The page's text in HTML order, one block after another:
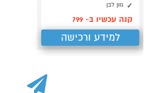
גוון לבן
קנה עכשיו ב- 799
למידע ורכישה